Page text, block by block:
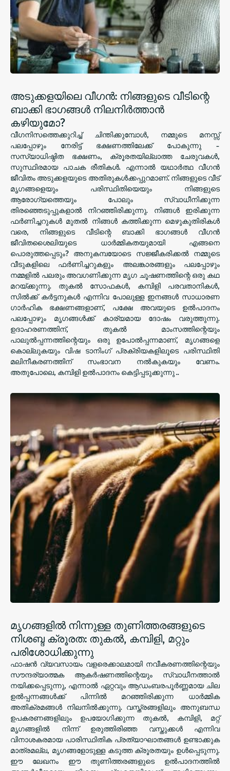
അടുക്കളയിലെ വീഗൻ: നിങ്ങളുടെ വീടിന്റെ
ബാക്കി ഭാഗങ്ങൾ നിലനിർത്താൻ
കഴിയുമോ?
വീഗനിസത്തെക്കുറിച്ച് ചിന്തിക്കുമ്പോൾ, നമ്മുടെ മനസ്സ്
പലപ്പോഴും നേരിട്ട് ഭക്ഷണത്തിലേക്ക് പോകുന്നു -
സസ്യാധിഷ്ഠിത ഭക്ഷണം, ക്രൂരതയില്ലാത്ത ചേരുവകൾ,
സുസ്ഥിരമായ പാചക രീതികൾ. എന്നാൽ യഥാർത്ഥ വീഗൻ
ജീവിതം അടുക്കളയുടെ അതിരുകൾക്കപ്പുറമാണ്. നിങ്ങളുടെ വീട്
മൃഗങ്ങളെയും പരിസ്ഥിതിയെയും നിങ്ങളുടെ
ആരോഗ്യത്തെയും പോലും സ്വാധീനിക്കുന്ന
തിരഞ്ഞെടുപ്പുകളാൽ നിറഞ്ഞിരിക്കുന്നു. നിങ്ങൾ ഇരിക്കുന്ന
ഫർണിച്ചറുകൾ മുതൽ നിങ്ങൾ കത്തിക്കുന്ന മെഴുകുതിരികൾ
വരെ, നിങ്ങളുടെ വീടിന്റെ ബാക്കി ഭാഗങ്ങൾ വീഗൻ
ജീവിതശൈലിയുടെ ധാർമ്മികതയുമായി എങ്ങനെ
പൊരുത്തപ്പെടും? അനുകമ്പയോടെ സജ്ജീകരിക്കൽ നമ്മുടെ
വീടുകളിലെ ഫർണിച്ചറുകളും അലങ്കാരങ്ങളും പലപ്പോഴും
നമ്മളിൽ പലരും അവഗണിക്കുന്ന മൃഗ ചൂഷണത്തിന്റെ ഒരു കഥ
മറയ്ക്കുന്നു. തുകൽ സോഫകൾ, കമ്പിളി പരവതാനികൾ,
സിൽക്ക് കർട്ടനുകൾ എന്നിവ പോലുള്ള ഇനങ്ങൾ സാധാരണ
ഗാർഹിക ഭക്ഷണങ്ങളാണ്, പക്ഷേ അവയുടെ ഉൽ‌പാദനം
പലപ്പോഴും മൃഗങ്ങൾക്ക് കാര്യമായ ദോഷം വരുത്തുന്നു.
ഉദാഹരണത്തിന്, തുകൽ മാംസത്തിന്റെയും
പാലുൽപ്പന്നത്തിന്റെയും ഒരു ഉപോൽപ്പന്നമാണ്, മൃഗങ്ങളെ
കൊല്ലുകയും വിഷ ടാനിംഗ് പ്രക്രിയകളിലൂടെ പരിസ്ഥിതി
മലിനീകരണത്തിന് സംഭാവന നൽകുകയും വേണം.
അതുപോലെ, കമ്പിളി ഉൽ‌പാദനം കെട്ടിപ്പടുക്കുന്നു ..
മൃഗങ്ങളിൽ നിന്നുള്ള തുണിത്തരങ്ങളുടെ
നിശബ്ദ ക്രൂരത: തുകൽ, കമ്പിളി, മറ്റും
പരിശോധിക്കുന്നു
ഫാഷൻ വ്യവസായം വളരെക്കാലമായി നവീകരണത്തിന്റെയും
സൗന്ദര്യാത്മക ആകർഷണത്തിന്റെയും സ്വാധീനത്താൽ
നയിക്കപ്പെടുന്നു, എന്നാൽ ഏറ്റവും ആഡംബരപൂർണ്ണമായ ചില
ഉൽപ്പന്നങ്ങൾക്ക് പിന്നിൽ മറഞ്ഞിരിക്കുന്ന ധാർമ്മിക
അതിക്രമങ്ങൾ നിലനിൽക്കുന്നു. വസ്ത്രങ്ങളിലും അനുബന്ധ
ഉപകരണങ്ങളിലും ഉപയോഗിക്കുന്ന തുകൽ, കമ്പിളി, മറ്റ്
മൃഗങ്ങളിൽ നിന്ന് ഉരുത്തിരിഞ്ഞ വസ്തുക്കൾ എന്നിവ
വിനാശകരമായ പാരിസ്ഥിതിക പ്രത്യാഘാതങ്ങൾ ഉണ്ടാക്കുക
മാത്രമല്ല, മൃഗങ്ങളോടുള്ള കടുത്ത ക്രൂരതയും ഉൾപ്പെടുന്നു.
ഈ ലേഖനം ഈ തുണിത്തരങ്ങളുടെ ഉൽപാദനത്തിൽ